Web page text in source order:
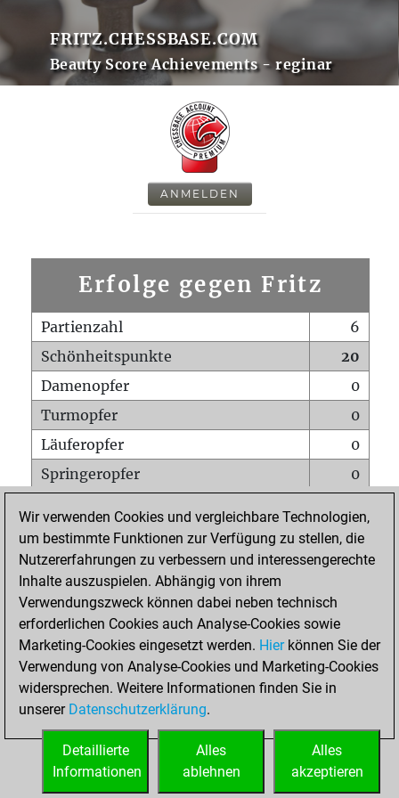
FRITZ.CHESSBASE.COM
Beauty Score Achievements - reginar
ANMELDEN
Erfolge gegen Fritz
Partienzahl
6
Schönheitspunkte
20
Damenopfer
0
Turmopfer
0
Läuferopfer
0
Springeropfer
0
Matt auf vollem Brett
0
Bauer setzt Matt
0
Erstickte Matts
Unterverwandlungen
Türme auf der siebten
0
STARTSEITE
Wir verwenden Cookies und vergleichbare Technologien,
um bestimmte Funktionen zur Verfügung zu stellen, die
Nutzererfahrungen zu verbessern und interessengerechte
Inhalte auszuspielen. Abhängig von ihrem
Verwendungszweck können dabei neben technisch
erforderlichen Cookies auch Analyse-Cookies sowie
Marketing-Cookies eingesetzt werden. Hierkönnen Sie der
Verwendung von Analyse-Cookies und Marketing-Cookies
widersprechen. Weitere Informationen finden Sie in
unserer Datenschutzerklärung.
Alles
akzeptieren
Alles
ablehnen
Detaillierte
Informationen